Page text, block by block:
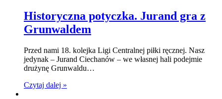
Historyczna potyczka. Jurand gra z
Grunwaldem
Przed nami 18. kolejka Ligi Centralnej piłki ręcznej. Nasz
jedynak – Jurand Ciechanów – we własnej hali podejmie
drużynę Grunwaldu…
Czytaj dalej »